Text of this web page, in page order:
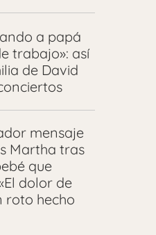
a papá
trabajo»: así
de David
mensaje
Martha tras
que
dolor de
roto hecho